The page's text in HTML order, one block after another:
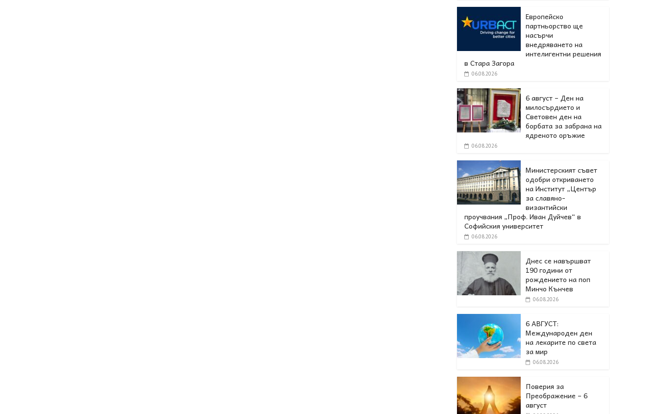
Европейско
партньорство ще
насърчи
внедряването на
интелигентни решения
в Стара Загора
06.08.2026
6 август – Ден на
милосърдието и
Световен ден на
борбата за забрана на
ядреното оръжие
06.08.2026
Министерският съвет
одобри откриването
на Институт „Център
за славяно-
византийски
проучвания „Проф. Иван Дуйчев“ в
Софийския университет
06.08.2026
Днес се навършват
190 години от
рождението на поп
Минчо Кънчев
06.08.2026
6 АВГУСТ:
Международен ден
на лекарите по света
за мир
06.08.2026
Поверия за
Преображение – 6
август